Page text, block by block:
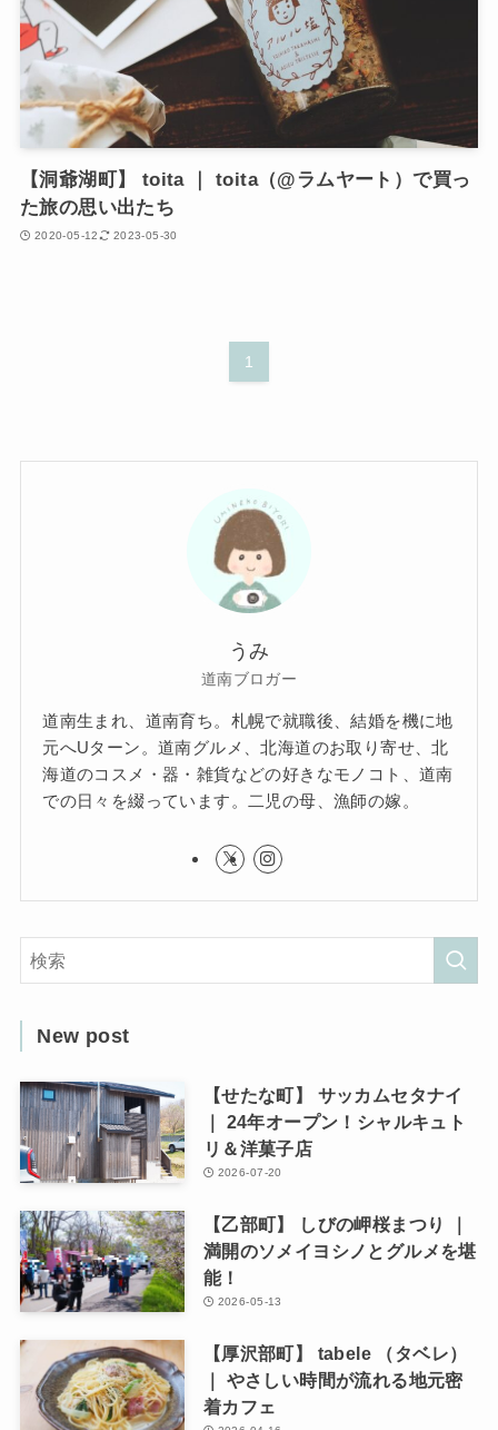
【洞爺湖町】 toita ｜ toita（@ラムヤート）で買っ
た旅の思い出たち
2020-05-12 2023-05-30
1
うみ
道南ブロガー
道南生まれ、道南育ち。札幌で就職後、結婚を機に地
元へUターン。道南グルメ、北海道のお取り寄せ、北
海道のコスメ・器・雑貨などの好きなモノコト、道南
での日々を綴っています。二児の母、漁師の嫁。
New post
【せたな町】 サッカムセタナイ
｜ 24年オープン！シャルキュト
リ＆洋菓子店
2026-07-20
【乙部町】 しびの岬桜まつり ｜
満開のソメイヨシノとグルメを堪
能！
2026-05-13
【厚沢部町】 tabele （タベレ）
｜ やさしい時間が流れる地元密
着カフェ